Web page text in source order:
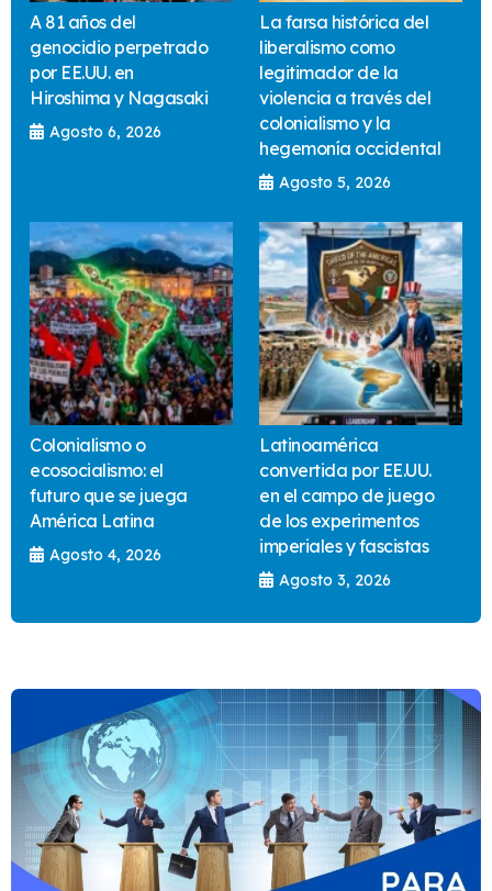
A 81 años del
genocidio perpetrado
por EE.UU. en
Hiroshima y Nagasaki
Agosto 6, 2026
La farsa histórica del
liberalismo como
legitimador de la
violencia a través del
colonialismo y la
hegemonía occidental
Agosto 5, 2026
Colonialismo o
ecosocialismo: el
futuro que se juega
América Latina
Agosto 4, 2026
Latinoamérica
convertida por EE.UU.
en el campo de juego
de los experimentos
imperiales y fascistas
Agosto 3, 2026